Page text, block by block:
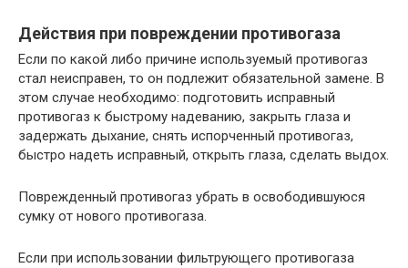
Действия при повреждении противогаза
Если по какой либо причине используемый противогаз
стал неисправен, то он подлежит обязательной замене. В
этом случае необходимо: подготовить исправный
противогаз к быстрому надеванию, закрыть глаза и
задержать дыхание, снять испорченный противогаз,
быстро надеть исправный, открыть глаза, сделать выдох.
Поврежденный противогаз убрать в освободившуюся
сумку от нового противогаза.
Если при использовании фильтрующего противогаза